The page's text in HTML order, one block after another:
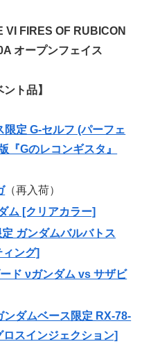
VI FIRES OF RUBICON
オープンフェイス
ト品】
限定 G-セルフ (パーフェ
『Gのレコンギスタ』
（再入荷）
ム [クリアカラー]
ガンダムバルバトス
ング]
ド νガンダム vs サザビ
ンダムベース限定 RX-78-
スインジェクション]